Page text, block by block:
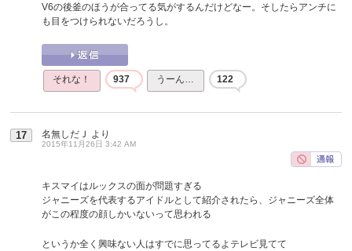
V6の後釜のほうが合ってる気がするんだけどなー。そしたらアンチに
も目をつけられないだろうし。
それな！ 937 うーん… 122
17 名無しだＪ より
2015年11月26日 3:42 AM
キスマイはルックスの面が問題すぎる
ジャニーズを代表するアイドルとして紹介されたら、ジャニーズ全体
がこの程度の顔しかいないって思われる
というか全く興味ない人はすでに思ってるよテレビ見てて